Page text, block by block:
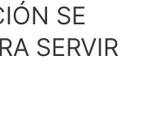
SE
SERVIR